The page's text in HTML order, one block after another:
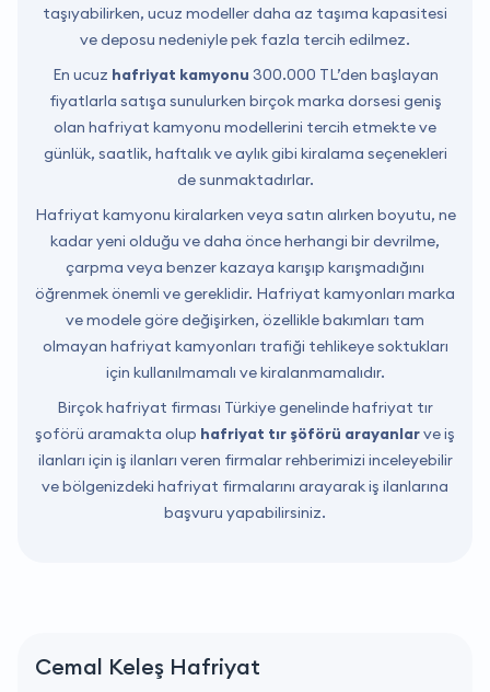
taşıyabilirken, ucuz modeller daha az taşıma kapasitesi
ve deposu nedeniyle pek fazla tercih edilmez.
En ucuz hafriyat kamyonu 300.000 TL’den başlayan
fiyatlarla satışa sunulurken birçok marka dorsesi geniş
olan hafriyat kamyonu modellerini tercih etmekte ve
günlük, saatlik, haftalık ve aylık gibi kiralama seçenekleri
de sunmaktadırlar.
Hafriyat kamyonu kiralarken veya satın alırken boyutu, ne
kadar yeni olduğu ve daha önce herhangi bir devrilme,
çarpma veya benzer kazaya karışıp karışmadığını
öğrenmek önemli ve gereklidir. Hafriyat kamyonları marka
ve modele göre değişirken, özellikle bakımları tam
olmayan hafriyat kamyonları trafiği tehlikeye soktukları
için kullanılmamalı ve kiralanmamalıdır.
Birçok hafriyat firması Türkiye genelinde hafriyat tır
şoförü aramakta olup hafriyat tır şöförü arayanlarve iş
ilanları için iş ilanları veren firmalar rehberimizi inceleyebilir
ve bölgenizdeki hafriyat firmalarını arayarak iş ilanlarına
başvuru yapabilirsiniz.
Cemal Keleş Hafriyat